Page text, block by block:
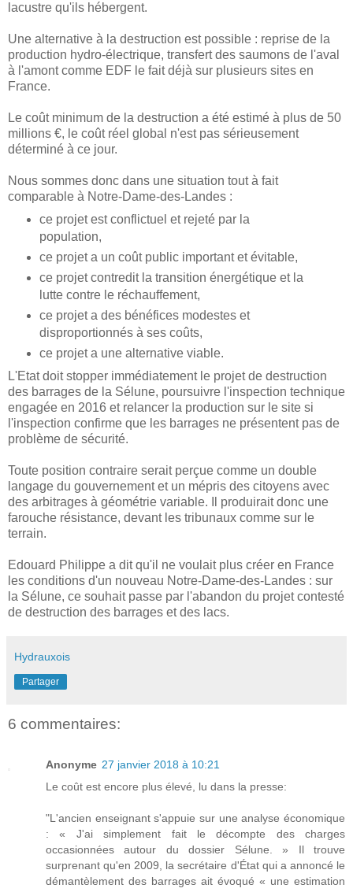
lacustre qu'ils hébergent.
Une alternative à la destruction est possible : reprise de la
production hydro-électrique, transfert des saumons de l'aval
à l'amont comme EDF le fait déjà sur plusieurs sites en
France.
Le coût minimum de la destruction a été estimé à plus de 50
millions €, le coût réel global n'est pas sérieusement
déterminé à ce jour.
Nous sommes donc dans une situation tout à fait
comparable à Notre-Dame-des-Landes :
ce projet est conflictuel et rejeté par la
population,
ce projet a un coût public important et évitable,
ce projet contredit la transition énergétique et la
lutte contre le réchauffement,
ce projet a des bénéfices modestes et
disproportionnés à ses coûts,
ce projet a une alternative viable.
L'Etat doit stopper immédiatement le projet de destruction
des barrages de la Sélune, poursuivre l'inspection technique
engagée en 2016 et relancer la production sur le site si
l'inspection confirme que les barrages ne présentent pas de
problème de sécurité.
Toute position contraire serait perçue comme un double
langage du gouvernement et un mépris des citoyens avec
des arbitrages à géométrie variable. Il produirait donc une
farouche résistance, devant les tribunaux comme sur le
terrain.
Edouard Philippe a dit qu'il ne voulait plus créer en France
les conditions d'un nouveau Notre-Dame-des-Landes : sur
la Sélune, ce souhait passe par l'abandon du projet contesté
de destruction des barrages et des lacs.
Hydrauxois
Partager
6 commentaires:
Anonyme 27 janvier 2018 à 10:21
Le coût est encore plus élevé, lu dans la presse:
"L'ancien enseignant s'appuie sur une analyse économique
: « J'ai simplement fait le décompte des charges
occasionnées autour du dossier Sélune. » Il trouve
surprenant qu'en 2009, la secrétaire d'État qui a annoncé le
démantèlement des barrages ait évoqué « une estimation